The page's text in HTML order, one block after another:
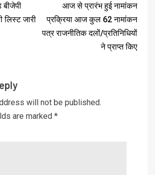
बीजेपी
लिस्ट जारी
आज से प्रारंभ हुई नामांकन
प्रक्रिया आज कुल 62 नामांकन
पत्र राजनीतिक दलों/प्रतिनिधियों
ने प्राप्त किए
will not be published.
are marked *